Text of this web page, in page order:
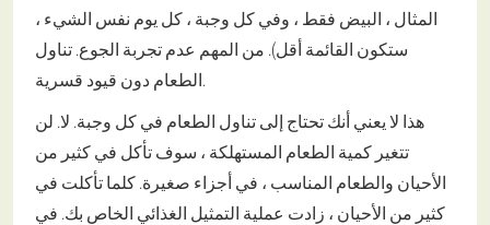
المثال ، البيض فقط ، وفي كل وجبة ، كل يوم نفس الشيء ،
ستكون القائمة أقل). من المهم عدم تجربة الجوع. تناول
الطعام دون قيود قسرية.
هذا لا يعني أنك تحتاج إلى تناول الطعام في كل وجبة. لا. لن
تتغير كمية الطعام المستهلكة ، سوف تأكل في كثير من
الأحيان والطعام المناسب ، في أجزاء صغيرة. كلما تأكلت في
كثير من الأحيان ، زادت عملية التمثيل الغذائي الخاص بك. في